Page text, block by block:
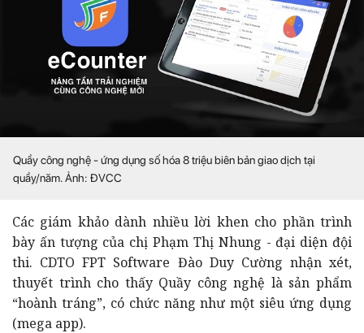
Quầy công nghệ - ứng dụng số hóa 8 triệu biên bản giao dịch tại
quầy/năm. Ảnh: ĐVCC
Các giám khảo dành nhiều lời khen cho phần trình
bày ấn tượng của chị Phạm Thị Nhung - đại diện đội
thi. CDTO FPT Software Đào Duy Cường nhận xét,
thuyết trình cho thấy Quầy công nghệ là sản phẩm
“hoành tráng”, có chức năng như một siêu ứng dụng
(mega app).